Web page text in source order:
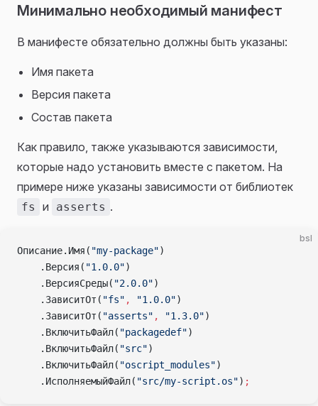
Минимально необходимый манифест
В манифесте обязательно должны быть указаны:
Имя пакета
Версия пакета
Состав пакета
Как правило, также указываются зависимости,
которые надо установить вместе с пакетом. На
примере ниже указаны зависимости от библиотек
fs и asserts .
bsl
Описание.Имя( "my-package")
    .Версия(
"1.0.0")
    .ВерсияСреды(
"2.0.0")
    .ЗависитОт(
"fs" , "1.0.0")
    .ЗависитОт(
"asserts" , "1.3.0")
    .ВключитьФайл(
"packagedef")
    .ВключитьФайл(
"src")
    .ВключитьФайл(
"oscript_modules")
    .ИсполняемыйФайл(
"src/my-script.os") ;